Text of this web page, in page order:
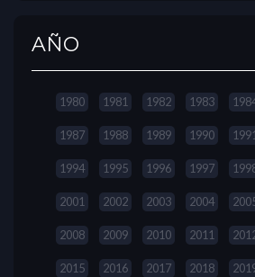
AÑO
1980 1981 1982 1983
1987 1988 1989 1990
1994 1995 1996 1997
2001 2002 2003 2004
2008 2009 2010 2011
2015 2016 2017 2018